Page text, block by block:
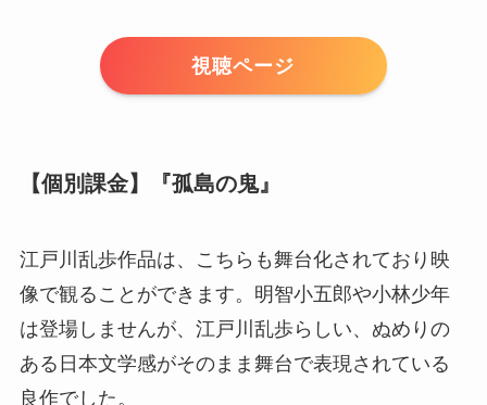
視聴ページ
【個別課金】『孤島の鬼』
江戸川乱歩作品は、こちらも舞台化されており映
像で観ることができます。明智小五郎や小林少年
は登場しませんが、江戸川乱歩らしい、ぬめりの
ある日本文学感がそのまま舞台で表現されている
良作でした。